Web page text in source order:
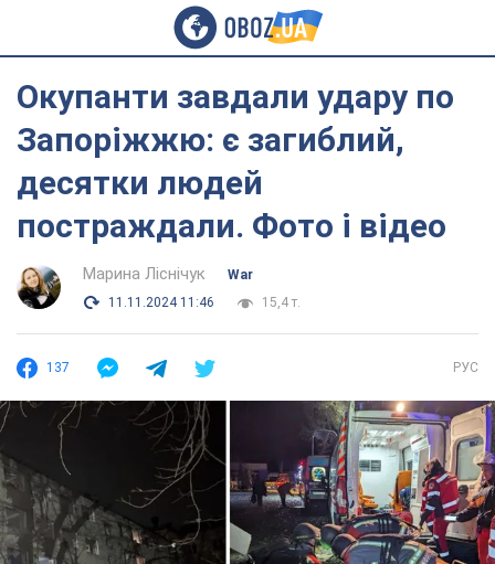
Окупанти завдали удару по
Запоріжжю: є загиблий,
десятки людей
постраждали. Фото і відео
Марина Ліснічук
War
11.11.2024 11:46
15,4 т.
137 РУС